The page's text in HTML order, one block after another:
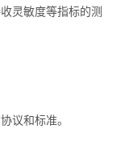
灵敏度等指标的测
议和标准。